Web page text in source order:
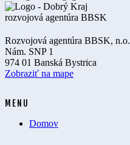
Rozvojová agentúra BBSK, n.o.
Nám. SNP 1
974 01 Banská Bystrica
Zobraziť na mape
MENU
Domov